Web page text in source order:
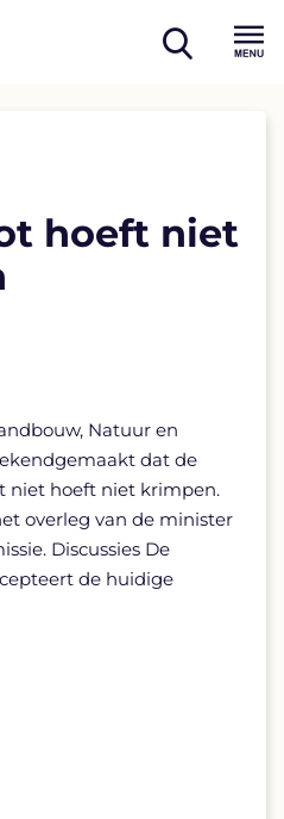
open
hoeft niet
Natuur en
dat de
niet hoeft niet krimpen.
overleg van de minister
Discussies De
de huidige